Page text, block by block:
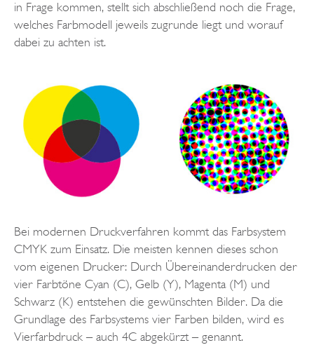
in Frage kommen, stellt sich abschließend noch die Frage,
welches Farbmodell jeweils zugrunde liegt und worauf
dabei zu achten ist.
Bei modernen Druckverfahren kommt das Farbsystem
CMYK zum Einsatz. Die meisten kennen dieses schon
vom eigenen Drucker: Durch Übereinanderdrucken der
vier Farbtöne Cyan (C), Gelb (Y), Magenta (M) und
Schwarz (K) entstehen die gewünschten Bilder. Da die
Grundlage des Farbsystems vier Farben bilden, wird es
Vierfarbdruck – auch 4C abgekürzt – genannt.